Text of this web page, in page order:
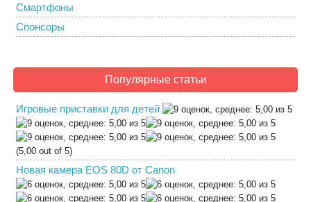
Смартфоны
Спонсоры
Популярные статьи
Игровые приставки для детей
(5,00 out of 5)
Новая камера EOS 80D от Canon